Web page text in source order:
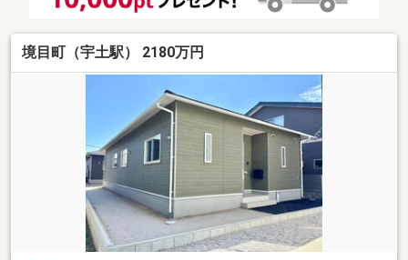
境目町（宇土駅） 2180万円